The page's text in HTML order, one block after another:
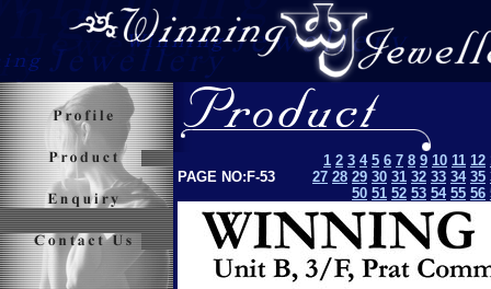
PAGE NO:F-53
1 2 3 4 5 6 7 8 9 10 11 12
27 28 29 30 31 32 33 34 35
50 51 52 53 54 55 56